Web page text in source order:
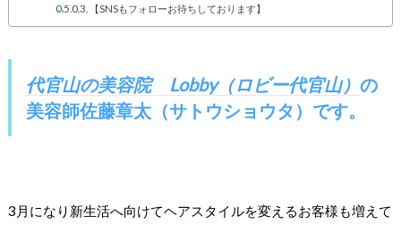
【SNSもフォローお待ちしております】
代官山の美容院 Lobby（ロビー代官山） の
美容師佐藤章太（サトウショウタ） です。
3月になり新生活へ向けてヘアスタイルを変えるお客様も増えて